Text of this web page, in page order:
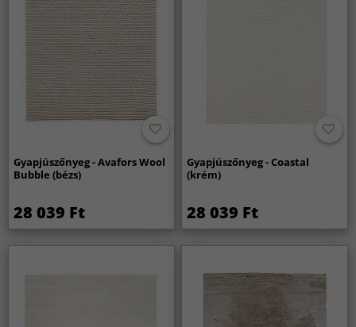
Gyapjúszőnyeg - Avafors Wool
Bubble (bézs)
28 039 Ft
Gyapjúszőnyeg - Coastal
(krém)
28 039 Ft